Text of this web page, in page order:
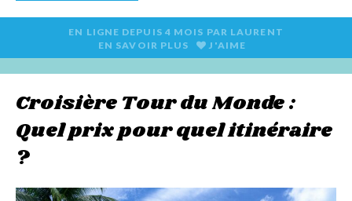
EN LIGNE DEPUIS 4 MOIS PAR LAURENT
EN SAVOIR PLUS
J'AIME
Croisière Tour du Monde :
Quel prix pour quel itinéraire
?